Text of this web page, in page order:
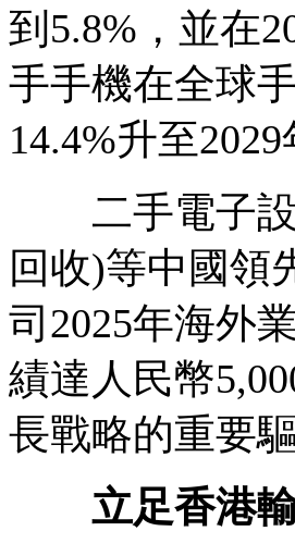
到5.8%，並在
手手機在全球
14.4%升至
二手電子設
回收)等中國領
司2025年海外
績達人民幣
長戰略的重要
立足香港